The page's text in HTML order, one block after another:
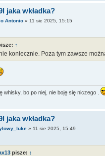
jaka wkładka?
Antonio» 11 sie 2025, 15:15
↑
koniecznie. Poza tym zawsze
whisky, bo po niej, nie boję się niczego .
jaka wkładka?
» 11 sie 2025, 15:49
pisze: ↑